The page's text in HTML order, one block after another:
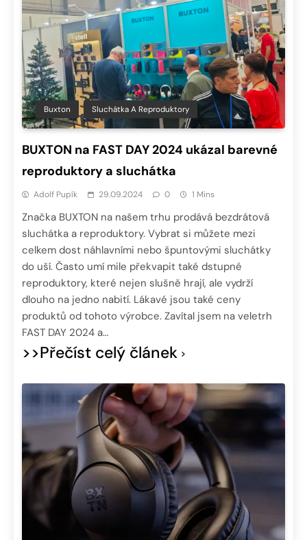
Buxton Sluchátka A Reproduktory
BUXTON na FAST DAY 2024 ukázal barevné
reproduktory a sluchátka
Adolf Pupík 29.09.2024 0 1 Mins
Značka BUXTON na našem trhu prodává bezdrátová
sluchátka a reproduktory. Vybrat si můžete mezi
celkem dost náhlavními nebo špuntovými sluchátky
do uší. Často umí mile překvapit také dstupné
reproduktory, které nejen slušně hrají, ale vydrží
dlouho na jedno nabití. Lákavé jsou také ceny
produktů od tohoto výrobce. Zavítal jsem na veletrh
FAST DAY 2024 a…
>>Přečíst celý článek